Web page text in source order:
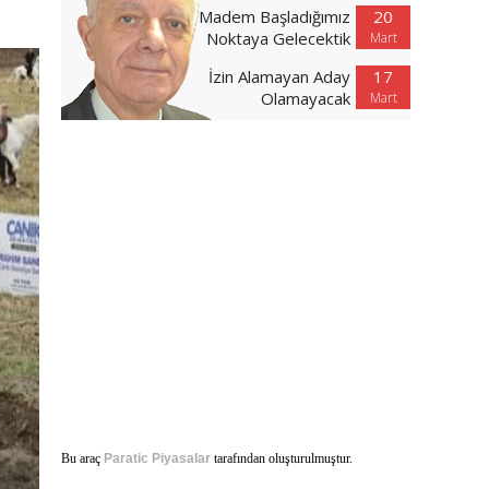
20
Mart
Madem Başladığımız
Noktaya Gelecektik
17
Mart
İzin Alamayan Aday
Olamayacak
Bu araç Paratic Piyasalar tarafından oluşturulmuştur.